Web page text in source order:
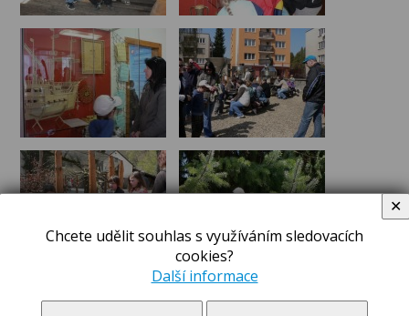
Chcete udělit souhlas s využíváním sledovacích
cookies?
Další informace
✕